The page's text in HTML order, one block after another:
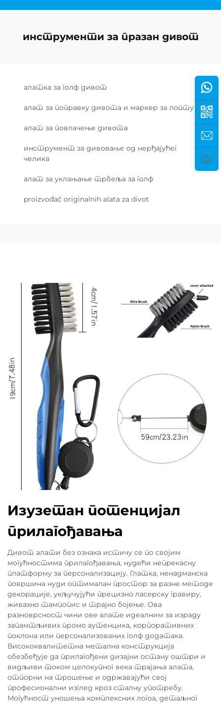
инструменти за празан дивот
алатка за голф дивот
алат за поправку дивота и маркер за лопту
алат за повлачење дивота
инструмент за дивовање од нерђајућег
челика
алат за уклањање трбеља за голф
proizvođač originalnih alata za divot
Изузетан потенцијал
прилагођавања
Дивот алати без ознака истичу се по својим
могућностима прилагођавања, нудећи непрекасну
платформу за персонализацију. Глатка, ненадманска
површина нуди оптималан простор за разне методе
декорације, укључујући прецизно ласерску гравиру,
живахно тампопис и трајно бојење. Ова
разноврсност чини ове алате идеалним за израду
запамтљивих промо аутенцика, корпоративних
поклона или персонализованих голф додатака.
Висококвалитетна метална конструкција
обезбеђује да прилагођени дизајни остану оштри и
видљиви током целокупног векa трајања алата,
отпорни на трошење и одржавајући свој
професионални изглед кроз сталну употребу.
Могућност уношења комплексних логоа, детаљног